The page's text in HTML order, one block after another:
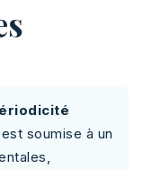
soumise à un